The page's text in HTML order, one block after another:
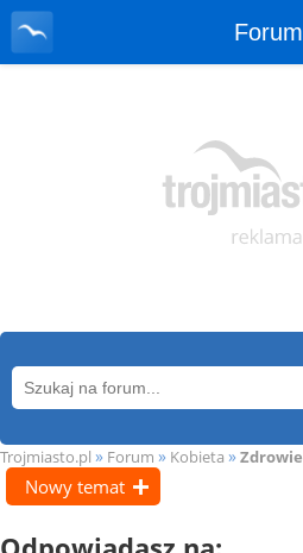
Forum
Trojmiasto.pl » Forum » Kobieta » Zdrowie
Nowy temat